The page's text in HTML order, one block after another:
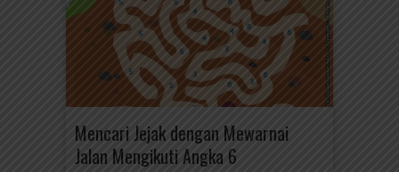
Mencari Jejak dengan Mewarnai
Jalan Mengikuti Angka 6